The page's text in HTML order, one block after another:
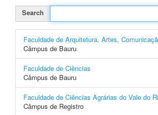
Search
Faculdade de Arquitetura, Artes,
Câmpus de Bauru
Faculdade de Ciências
Câmpus de Bauru
Faculdade de Ciências Agrárias do Vale do
Câmpus de Registro